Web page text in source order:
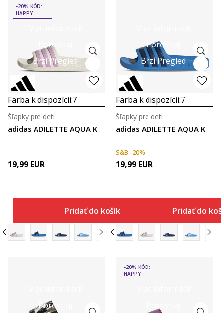
Porovnaj
Brzi Pregled
-20% KÓD:
HAPPY
Farba k dispozícii:7
adidas ADILETTE AQUA K
Šľapky pre deti
19,99 EUR
Pridať do košíka
Porovnaj
Brzi Pregled
Farba k dispozícii:7
adidas ADILETTE AQUA K
Šľapky pre deti
S&B -20%
19,99 EUR
Pridať do
Porovnaj
-20% KÓD:
HAPPY